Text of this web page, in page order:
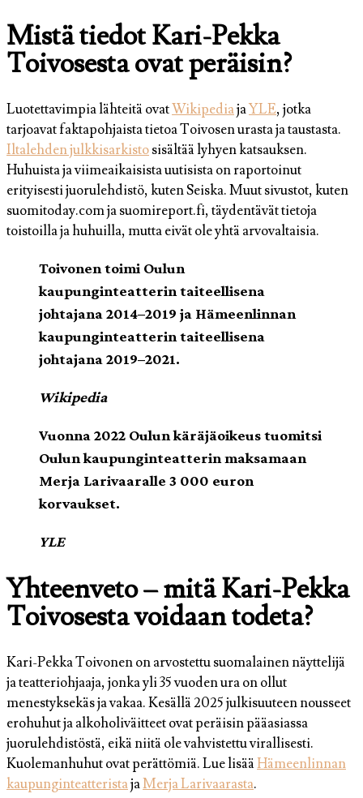
Mistä tiedot Kari-Pekka
Toivosesta ovat peräisin?
Luotettavimpia lähteitä ovatWikipediajaYLE, jotka
tarjoavat faktapohjaista tietoa Toivosen urasta ja taustasta.
Iltalehden julkkisarkistosisältää lyhyen katsauksen.
Huhuista ja viimeaikaisista uutisista on raportoinut
erityisesti juorulehdistö, kuten Seiska. Muut sivustot, kuten
suomitoday.com ja suomireport.fi, täydentävät tietoja
toistoilla ja huhuilla, mutta eivät ole yhtä arvovaltaisia.
Toivonen toimi Oulun
kaupunginteatterin taiteellisena
johtajana 2014–2019 ja Hämeenlinnan
kaupunginteatterin taiteellisena
johtajana 2019–2021.
Wikipedia
Vuonna 2022 Oulun käräjäoikeus tuomitsi
Oulun kaupunginteatterin maksamaan
Merja Larivaaralle 3 000 euron
korvaukset.
YLE
Yhteenveto – mitä Kari-Pekka
Toivosesta voidaan todeta?
Kari-Pekka Toivonen on arvostettu suomalainen näyttelijä
ja teatteriohjaaja, jonka yli 35 vuoden ura on ollut
menestyksekäs ja vakaa. Kesällä 2025 julkisuuteen nousseet
erohuhut ja alkoholiväitteet ovat peräisin pääasiassa
juorulehdistöstä, eikä niitä ole vahvistettu virallisesti.
Kuolemanhuhut ovat perättömiä. Lue lisääHämeenlinnan
kaupunginteatteristajaMerja Larivaarasta.